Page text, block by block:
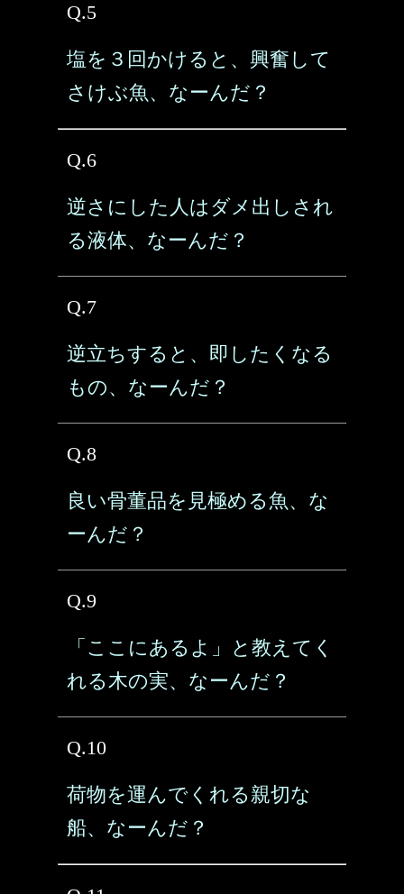
Q.5
塩を３回かけると、興奮して
さけぶ魚、なーんだ？
Q.6
逆さにした人はダメ出しされ
る液体、なーんだ？
Q.7
逆立ちすると、即したくなる
もの、なーんだ？
Q.8
良い骨董品を見極める魚、な
ーんだ？
Q.9
「ここにあるよ」と教えてく
れる木の実、なーんだ？
Q.10
荷物を運んでくれる親切な
船、なーんだ？